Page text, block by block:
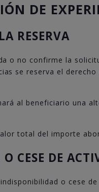
DE
RESERVA
o no confirme la
se reserva el
al beneficiario una
total del importe
CESE DE
o cese